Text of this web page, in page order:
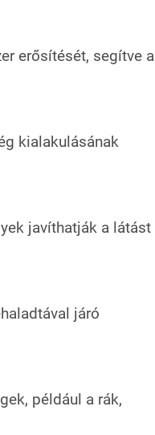
erősítését, segítve a
kialakulásának
javíthatják a látást
járó
például a rák,